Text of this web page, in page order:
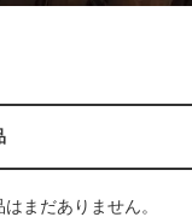
まだありません。